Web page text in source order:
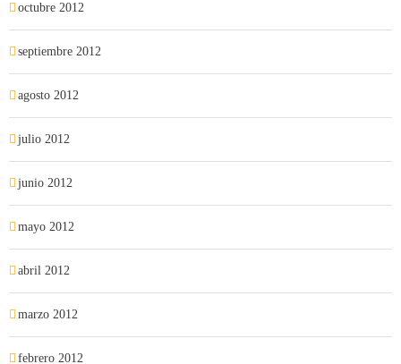
octubre 2012
septiembre 2012
agosto 2012
julio 2012
junio 2012
mayo 2012
abril 2012
marzo 2012
febrero 2012